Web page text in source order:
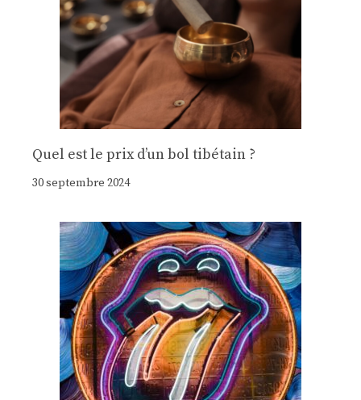
Quel est le prix d’un bol tibétain ?
30 septembre 2024